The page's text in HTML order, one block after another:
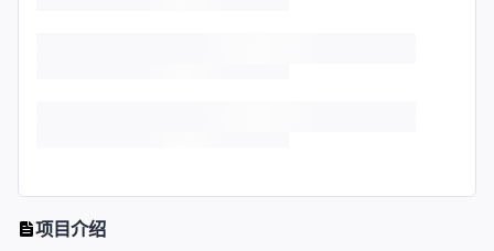
项目介绍